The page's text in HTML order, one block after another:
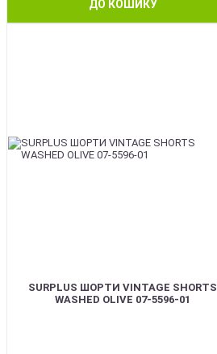
ДО КОШИКУ
SURPLUS ШОРТИ VINTAGE SHORTS
WASHED OLIVE 07-5596-01